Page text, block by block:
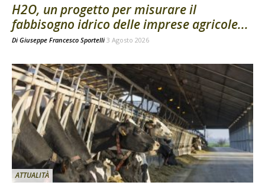
H2O, un progetto per misurare il
fabbisogno idrico delle imprese agricole...
Di Giuseppe Francesco Sportelli 3 Agosto 2026
ATTUALITÀ